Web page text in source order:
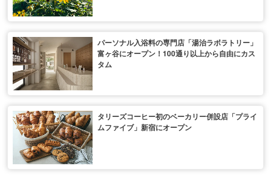
パーソナル入浴料の専門店「湯治ラボラトリー」
富ヶ谷にオープン！100通り以上から自由にカス
タム
タリーズコーヒー初のベーカリー併設店「プライ
ムファイブ」新宿にオープン